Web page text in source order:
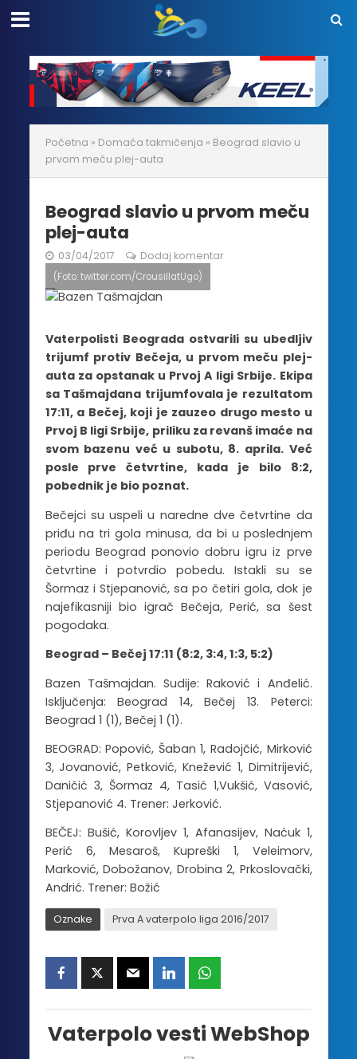
Početna » Domaća takmičenja » Beograd slavio u
prvom meču plej-auta
Beograd slavio u prvom meču
plej-auta
03/04/2017 Dodaj komentar
(Foto: twitter.com/CrousillatUgo)
Vaterpolisti Beograda ostvarili su ubedljiv
trijumf protiv Bečeja, u prvom meču plej-
auta za opstanak u Prvoj A ligi Srbije. Ekipa
sa Tašmajdana trijumfovala je rezultatom
17:11, a Bečej, koji je zauzeo drugo mesto u
Prvoj B ligi Srbije, priliku za revanš imaće na
svom bazenu već u subotu, 8. aprila. Već
posle prve četvrtine, kada je bilo 8:2,
pobednik je bio poznat.
Bečejci su uspeli u naredne dve četvrtine da
priđu na tri gola minusa, da bi u poslednjem
periodu Beograd ponovio dobru igru iz prve
četvrtine i potvrdio pobedu. Istakli su se
Šormaz i Stjepanović, sa po četiri gola, dok je
najefikasniji bio igrač Bečeja, Perić, sa šest
pogodaka.
Beograd – Bečej 17:11 (8:2, 3:4, 1:3, 5:2)
Bazen Tašmajdan. Sudije: Raković i Anđelić.
Isključenja: Beograd 14, Bečej 13. Peterci:
Beograd 1 (1), Bečej 1 (1).
BEOGRAD: Popović, Šaban 1, Radojčić, Mirković
3, Jovanović, Petković, Knežević 1, Dimitrijević,
Daničić 3, Šormaz 4, Tasić 1,Vukšić, Vasović,
Stjepanović 4. Trener: Jerković.
BEČEJ: Bušić, Korovljev 1, Afanasijev, Naćuk 1,
Perić 6, Mesaroš, Kupreški 1, Veleimorv,
Marković, Dobožanov, Drobina 2, Prkoslovački,
Andrić. Trener: Božić
Oznake Prva A vaterpolo liga 2016/2017
Vaterpolo vesti WebShop